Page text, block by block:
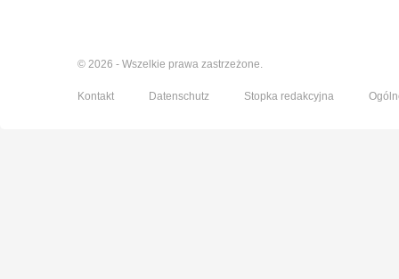
© 2026 - Wszelkie prawa zastrzeżone.
Kontakt Datenschutz Stopka redakcyjna